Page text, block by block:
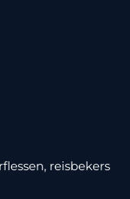
reisbekers